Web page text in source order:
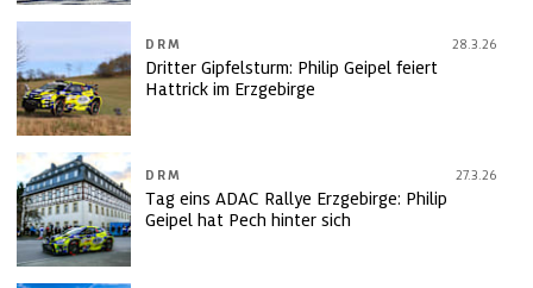
DRM 28.3.26
Dritter Gipfelsturm: Philip Geipel feiert
Hattrick im Erzgebirge
DRM 27.3.26
Tag eins ADAC Rallye Erzgebirge: Philip
Geipel hat Pech hinter sich